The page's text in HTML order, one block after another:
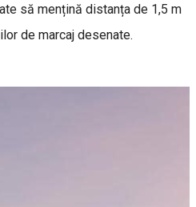
să mențină distanța de 1,5 m
de marcaj desenate.